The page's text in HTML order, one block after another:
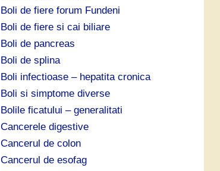
Boli de fiere forum Fundeni
Boli de fiere si cai biliare
Boli de pancreas
Boli de splina
Boli infectioase – hepatita cronica
Boli si simptome diverse
Bolile ficatului – generalitati
Cancerele digestive
Cancerul de colon
Cancerul de esofag